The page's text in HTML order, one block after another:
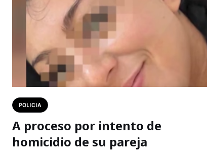
POLICIA
A proceso por intento de
homicidio de su pareja